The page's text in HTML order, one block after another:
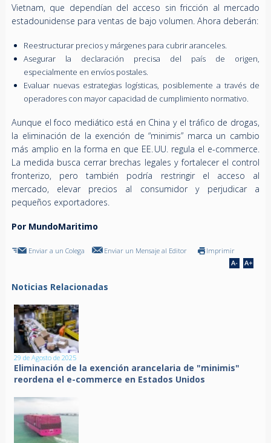
Vietnam, que dependían del acceso sin fricción al mercado
estadounidense para ventas de bajo volumen. Ahora deberán:
Reestructurar precios y márgenes para cubrir aranceles.
Asegurar la declaración precisa del país de origen,
especialmente en envíos postales.
Evaluar nuevas estrategias logísticas, posiblemente a través de
operadores con mayor capacidad de cumplimiento normativo.
Aunque el foco mediático está en China y el tráfico de drogas,
la eliminación de la exención de “minimis” marca un cambio
más amplio en la forma en que EE. UU. regula el e-commerce.
La medida busca cerrar brechas legales y fortalecer el control
fronterizo, pero también podría restringir el acceso al
mercado, elevar precios al consumidor y perjudicar a
pequeños exportadores.
Por MundoMaritimo
Enviar a un Colega Enviar un Mensaje al Editor Imprimir
Noticias Relacionadas
29 de Agosto de 2025
Eliminación de la exención arancelaria de "minimis"
reordena el e-commerce en Estados Unidos